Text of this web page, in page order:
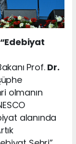
Prof. Dr.
olmanın
alanında